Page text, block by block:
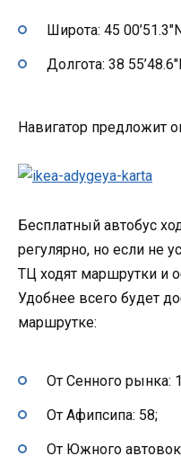
Широта: 45
Долгота: 38
Навигатор предложит
Бесплатный автобус
регулярно, но если не
ТЦ ходят маршрутки и
Удобнее всего будет
маршрутке:
От Сенного рынка:
От Афипсипа: 58;
От Южного